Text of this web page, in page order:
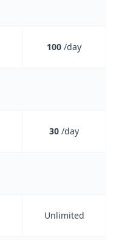
100 /day
30 /day
Unlimited